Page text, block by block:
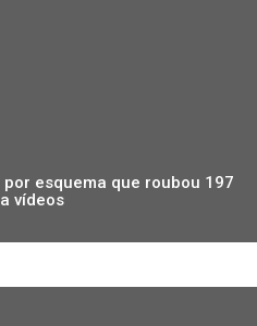
esquema que roubou 197
vídeos